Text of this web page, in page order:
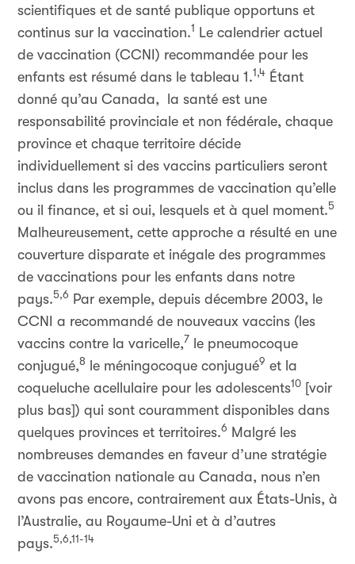
scientifiques et de santé publique opportuns et
continus sur la vaccination.1
Le calendrier actuel
de vaccination (CCNI) recommandée pour les
enfants est résumé dans le tableau 1.1,4 Étant
donné qu’au Canada, la santé est une
responsabilité provinciale et non fédérale, chaque
province et chaque territoire décide
individuellement si des vaccins particuliers seront
inclus dans les programmes de vaccination qu’elle
ou il finance, et si oui, lesquels et à quel moment.5
Malheureusement, cette approche a résulté en une
couverture disparate et inégale des programmes
de vaccinations pour les enfants dans notre
pays.5,6 Par exemple, depuis décembre 2003, le
CCNI a recommandé de nouveaux vaccins (les
vaccins contre la varicelle,7 le pneumocoque
conjugué,8 le méningocoque conjugué9 et la
coqueluche acellulaire pour les adolescents10 [voir
plus bas]) qui sont couramment disponibles dans
quelques provinces et territoires.6 Malgré les
nombreuses demandes en faveur d’une stratégie
de vaccination nationale au Canada, nous n’en
avons pas encore, contrairement aux États-Unis, à
l’Australie, au Royaume-Uni et à d’autres
pays.5,6,11-14